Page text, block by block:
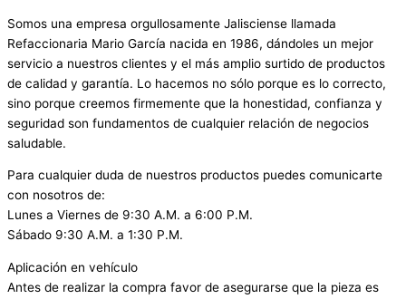
Somos una empresa orgullosamente Jalisciense llamada
Refaccionaria Mario García nacida en 1986, dándoles un mejor
servicio a nuestros clientes y el más amplio surtido de productos
de calidad y garantía. Lo hacemos no sólo porque es lo correcto,
sino porque creemos firmemente que la honestidad, confianza y
seguridad son fundamentos de cualquier relación de negocios
saludable.
Para cualquier duda de nuestros productos puedes comunicarte
con nosotros de:
Lunes a Viernes de 9:30 A.M. a 6:00 P.M.
Sábado 9:30 A.M. a 1:30 P.M.
Aplicación en vehículo
Antes de realizar la compra favor de asegurarse que la pieza es